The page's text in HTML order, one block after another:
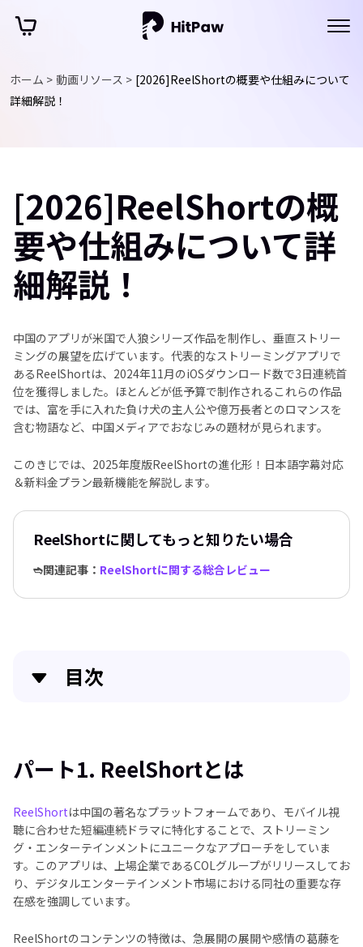
ホーム > 動画リソース > [2026]ReelShortの概要や仕組みについて
詳細解説！
[2026]ReelShortの概
要や仕組みについて詳
細解説！
中国のアプリが米国で人狼シリーズ作品を制作し、垂直ストリー
ミングの展望を広げています。代表的なストリーミングアプリで
あるReelShortは、2024年11月のiOSダウンロード数で3日連続首
位を獲得しました。ほとんどが低予算で制作されるこれらの作品
では、富を手に入れた負け犬の主人公や億万長者とのロマンスを
含む物語など、中国メディアでおなじみの題材が見られます。
このきじでは、2025年度版ReelShortの進化形！日本語字幕対応
＆新料金プラン最新機能を解説します。
ReelShortに関してもっと知りたい場合
➬関連記事： ReelShortに関する総合レビュー
目次
パート2. ReelShortの魅力
パート4. ReelShortアプリの料金[2025]
まとめ
パート1. ReelShortとは
ReelShortは中国の著名なプラットフォームであり、モバイル視
聴に合わせた短編連続ドラマに特化することで、ストリーミン
グ・エンターテインメントにユニークなアプローチをしていま
す。このアプリは、上場企業であるCOLグループがリリースしてお
り、デジタルエンターテインメント市場における同社の重要な存
在感を強調しています。
ReelShortのコンテンツの特徴は、急展開の展開や感情の葛藤を